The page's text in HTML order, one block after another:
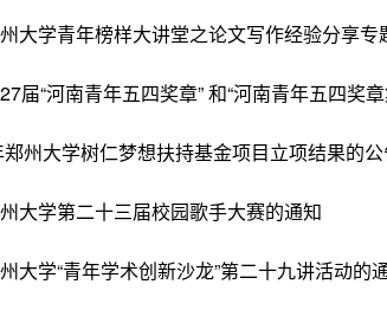
大学青年榜样大讲堂之论文写作经验分享专
届“河南青年五四奖章” 和“河南青年五四奖
州大学树仁梦想扶持基金项目立项结果的
大学第二十三届校园歌手大赛的通知
大学“青年学术创新沙龙”第二十九讲活动的